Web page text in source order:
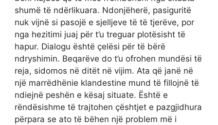
shumë të ndërlikuara. Ndonjëherë, pasiguritë
nuk vijnë si pasojë e sjelljeve të të tjerëve, por
nga hezitimi juaj për t’u treguar plotësisht të
hapur. Dialogu është çelësi për të bërë
ndryshimin. Beqarëve do t’u ofrohen mundësi të
reja, sidomos në ditët në vijim. Ata që janë në
një marrëdhënie klandestine mund të fillojnë të
ndiejnë peshën e kësaj situate. Është e
rëndësishme të trajtohen çështjet e pazgjidhura
përpara se ato të bëhen një problem më i